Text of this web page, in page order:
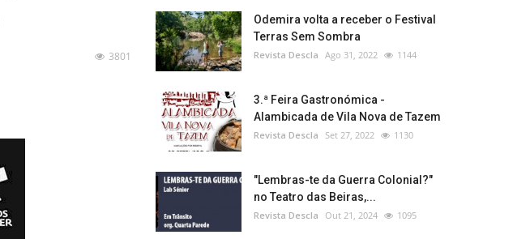
3801
Odemira volta a receber o Festival
Terras Sem Sombra
Revista Descla Ago 31, 2022 1144
3.ª Feira Gastronómica -
Alambicada de Vila Nova de Tazem
Revista Descla Set 27, 2022 1130
"Lembras-te da Guerra Colonial?"
no Teatro das Beiras,...
Revista Descla Out 21, 2024 1095